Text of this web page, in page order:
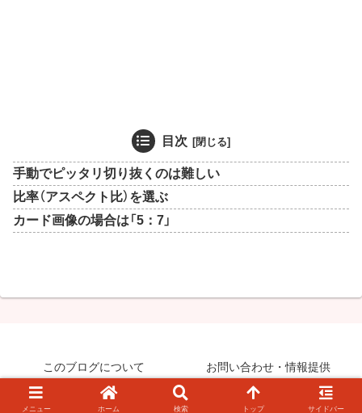
目次
手動でピッタリ切り抜くのは難しい
比率（アスペクト比）を選ぶ
カード画像の場合は「5：7」
このブログについて お問い合わせ・情報提供
© 2008-2026 知らなきゃ絶対損するPCマル秘ワザ.
メニュー ホーム 検索 トップ サイドバー